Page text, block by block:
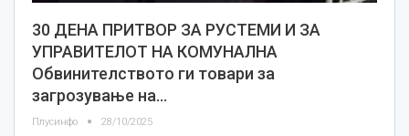
30 ДЕНА ПРИТВОР ЗА РУСТЕМИ И ЗА
УПРАВИТЕЛОТ НА КОМУНАЛНА
Обвинителството ги товари за
загрозување на…
Плусинфо 28/10/2025